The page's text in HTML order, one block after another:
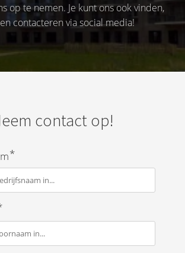
op te nemen. Je kunt ons ook vinden,
contacteren via social media!
contact op!
*